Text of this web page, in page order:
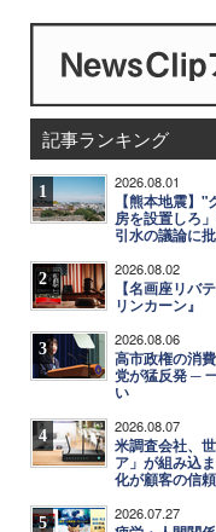
記事ランキング
1 2026.08.01
【熊本地震】
房を設置しろ
引水の議論に
2 2026.08.02
【名画座リバ
リンカーン』
3 2026.08.06
高市政権の消
党が猛反発 ─
い
4 2026.08.07
米調査会社、
ア」が組み込
化が顧客の信
5 2026.07.27